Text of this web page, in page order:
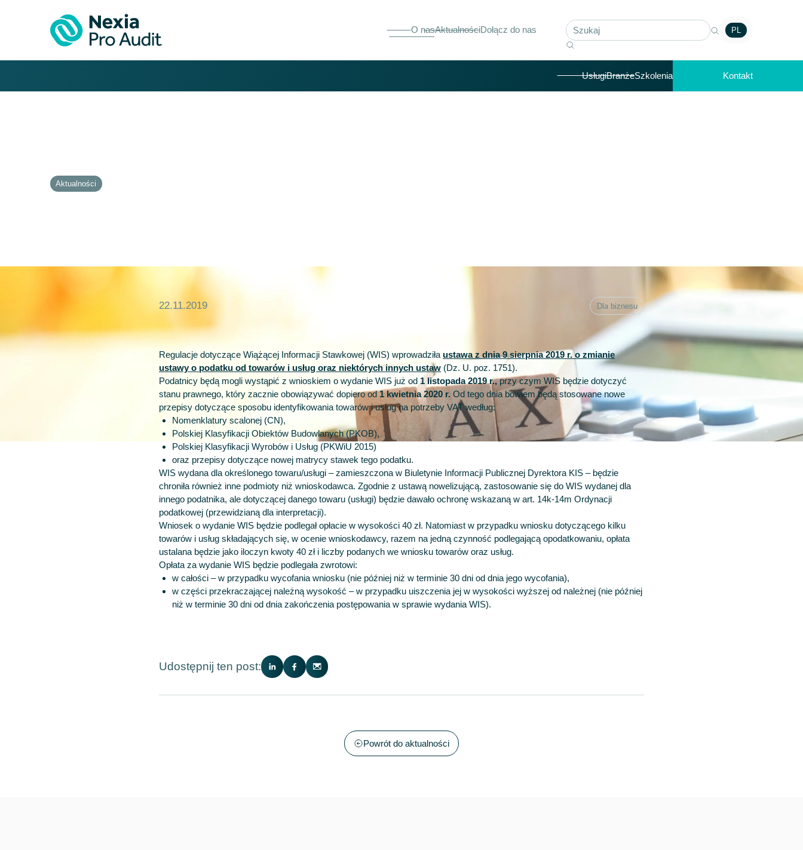
O nasAktualnościDołącz do nas PL
UsługiBranżeSzkolenia Kontakt
Aktualności
22.11.2019 Dla biznesu
Regulacje dotyczące Wiążącej Informacji Stawkowej (WIS) wprowadziła ustawa z dnia 9 sierpnia 2019 r. o zmianie
ustawy o podatku od towarów i usług oraz niektórych innych ustaw (Dz. U. poz. 1751).
Podatnicy będą mogli wystąpić z wnioskiem o wydanie WIS już od1 listopada 2019 r.,przy czym WIS będzie dotyczyć
stanu prawnego, który zacznie obowiązywać dopiero od1 kwietnia 2020 r. Od tego dnia bowiem będą stosowane nowe
przepisy dotyczące sposobu identyfikowania towarów i usług na potrzeby VAT według:
Nomenklatury scalonej (CN),
Polskiej Klasyfikacji Obiektów Budowlanych (PKOB),
Polskiej Klasyfikacji Wyrobów i Usług (PKWiU 2015)
oraz przepisy dotyczące nowej matrycy stawek tego podatku.
WIS wydana dla określonego towaru/usługi – zamieszczona w Biuletynie Informacji Publicznej Dyrektora KIS – będzie
chroniła również inne podmioty niż wnioskodawca. Zgodnie z ustawą nowelizującą, zastosowanie się do WIS wydanej dla
innego podatnika, ale dotyczącej danego towaru (usługi) będzie dawało ochronę wskazaną w art. 14k-14m Ordynacji
podatkowej (przewidzianą dla interpretacji).
Wniosek o wydanie WIS będzie podlegał opłacie w wysokości 40 zł. Natomiast w przypadku wniosku dotyczącego kilku
towarów i usług składających się, w ocenie wnioskodawcy, razem na jedną czynność podlegającą opodatkowaniu, opłata
ustalana będzie jako iloczyn kwoty 40 zł i liczby podanych we wniosku towarów oraz usług.
Opłata za wydanie WIS będzie podlegała zwrotowi:
w całości – w przypadku wycofania wniosku (nie później niż w terminie 30 dni od dnia jego wycofania),
w części przekraczającej należną wysokość – w przypadku uiszczenia jej w wysokości wyższej od należnej (nie później
niż w terminie 30 dni od dnia zakończenia postępowania w sprawie wydania WIS).
Udostępnij ten post:
Powrót do aktualności